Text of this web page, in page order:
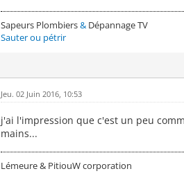
Sapeurs Plombiers&Dépannage TV
Sauter ou pétrir
Jeu. 02 Juin 2016, 10:53
j'ai l'impression que c'est un peu
mains...
Lémeure & PitiouW corporation